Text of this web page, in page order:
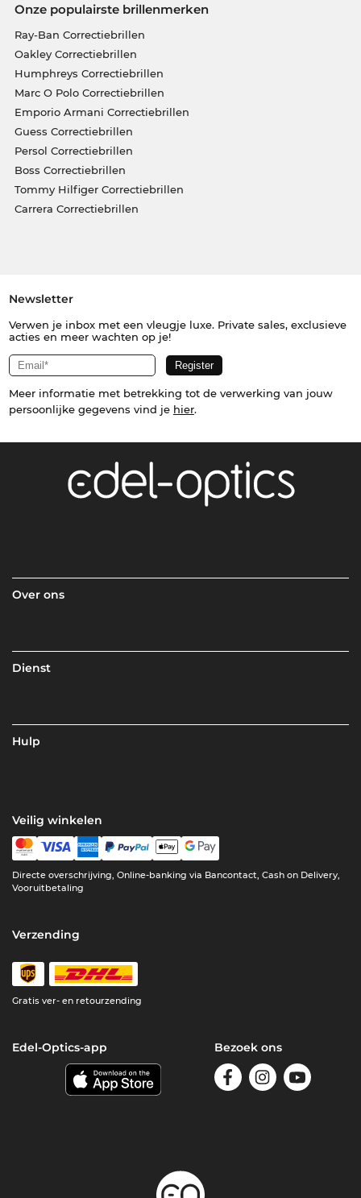
Onze populairste brillenmerken
Ray-Ban Correctiebrillen
Oakley Correctiebrillen
Humphreys Correctiebrillen
Marc O Polo Correctiebrillen
Emporio Armani Correctiebrillen
Guess Correctiebrillen
Persol Correctiebrillen
Boss Correctiebrillen
Tommy Hilfiger Correctiebrillen
Carrera Correctiebrillen
Newsletter
Verwen je inbox met een vleugje luxe. Private sales, exclusieve
acties en meer wachten op je!
Meer informatie met betrekking tot de verwerking van jouw
persoonlijke gegevens vind je hier.
Over ons
Dienst
Hulp
Veilig winkelen
Directe overschrijving, Online-banking via Bancontact, Cash on Delivery,
Vooruitbetaling
Verzending
Gratis ver- en retourzending
Edel-Optics-app Bezoek ons